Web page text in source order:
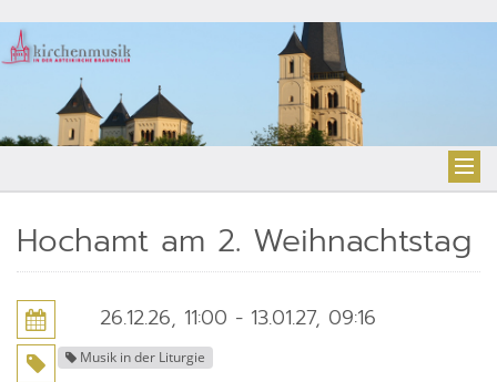
Hochamt am 2. Weihnachtstag
26.12.26, 11:00 - 13.01.27, 09:16
Musik in der Liturgie